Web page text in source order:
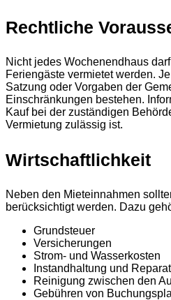
Rechtliche
Nicht jedes Wochenendhaus
Feriengäste vermietet werden.
Satzung oder Vorgaben der
Einschränkungen bestehen.
Kauf bei der zuständigen
Vermietung zulässig ist.
Wirtschaftlichkeit
Neben den Mieteinnahmen
berücksichtigt werden. Dazu
Grundsteuer
Versicherungen
Strom- und Wasserkosten
Instandhaltung und
Reinigung zwischen den
Gebühren von